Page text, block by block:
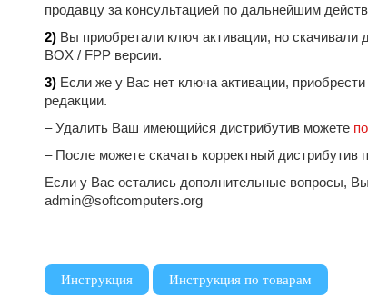
продавцу за консультацией по дальнейшим
2)Вы приобретали ключ активации, но скачивали
BOX / FPP версии.
3)Если же у Вас нет ключа активации, приобрести
редакции.
– Удалить Ваш имеющийся дистрибутив можете
– После можете скачать корректный
Если у Вас остались дополнительные вопросы,
admin@softcomputers.org
Инструкция , Инструкция по товарам